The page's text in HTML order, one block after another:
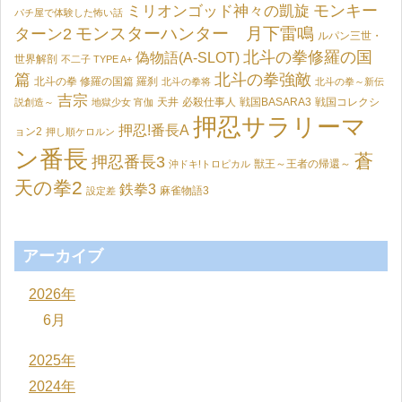
パチ屋で体験した怖い話 ミリオンゴッド神々の凱旋 モンキー
ターン2 モンスターハンター 月下雷鳴 ルパン三世・
世界解剖 不二子 TYPE A+ 偽物語(A-SLOT) 北斗の拳修羅の国
篇 北斗の拳 修羅の国篇 羅刹 北斗の拳将 北斗の拳強敵 北斗の拳～新伝
説創造～ 吉宗 地獄少女 宵伽 天井 必殺仕事人 戦国BASARA3 戦国コレクシ
ョン2 押し順ケロルン 押忍!番長A 押忍サラリーマ
ン番長 押忍番長3 沖ドキ!トロピカル 獣王～王者の帰還～ 蒼
天の拳2 設定差 鉄拳3 麻雀物語3
アーカイブ
2026年
6月
2025年
2024年